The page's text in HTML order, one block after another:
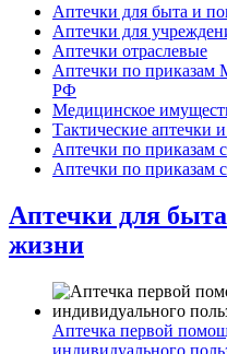
Аптечки для быта и
Аптечки для
Аптечки отраслевые
Аптечки по приказам
РФ
Медицинское
Тактические аптечки
Аптечки по приказам
Аптечки по приказам
Аптечки для
жизни
Аптечка первой
индивидуального